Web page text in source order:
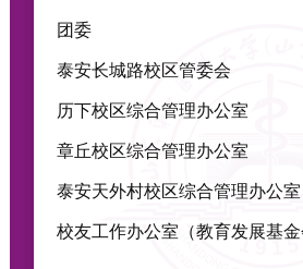
团委
泰安长城路校区管委会
历下校区综合管理办公室
章丘校区综合管理办公室
泰安天外村校区综合管理办公室
校友工作办公室（教育发展基金